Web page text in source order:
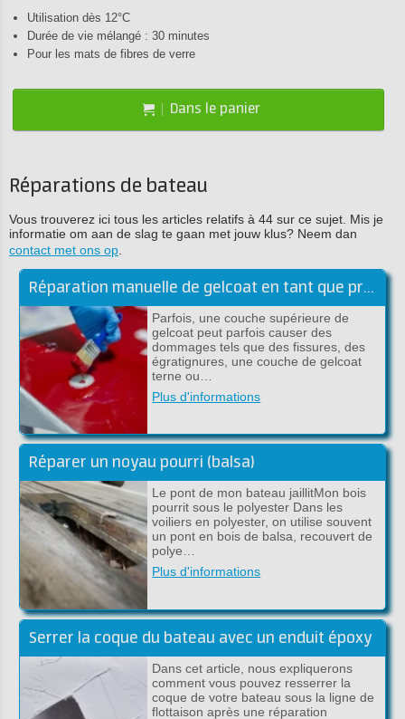
Utilisation dès 12°C
Durée de vie mélangé : 30 minutes
Pour les mats de fibres de verre
Dans le panier
Réparations de bateau
Vous trouverez ici tous les articles relatifs à 44 sur ce sujet. Mis je
informatie om aan de slag te gaan met jouw klus? Neem dan
contact met ons op
Réparation manuelle de gelcoat en tant que professionnel!
Parfois, une couche supérieure de
gelcoat peut parfois causer des
dommages tels que des fissures, des
égratignures, une couche de gelcoat
terne ou…
Plus d'informations
Réparer un noyau pourri (balsa)
Le pont de mon bateau jaillitMon bois
pourrit sous le polyester Dans les
voiliers en polyester, on utilise souvent
un pont en bois de balsa, recouvert de
polye…
Plus d'informations
Serrer la coque du bateau avec un enduit époxy
Dans cet article, nous expliquerons
comment vous pouvez resserrer la
coque de votre bateau sous la ligne de
flottaison après une réparation